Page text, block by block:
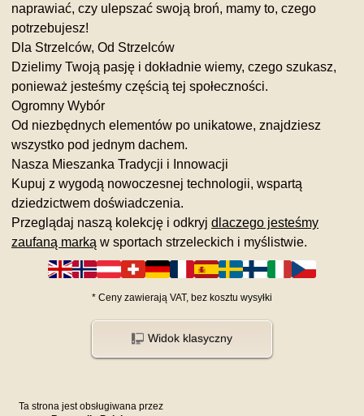
naprawiać, czy ulepszać swoją broń, mamy to, czego
potrzebujesz!
Dla Strzelców, Od Strzelców
Dzielimy Twoją pasję i dokładnie wiemy, czego szukasz,
ponieważ jesteśmy częścią tej społeczności.
Ogromny Wybór
Od niezbędnych elementów po unikatowe, znajdziesz
wszystko pod jednym dachem.
Nasza Mieszanka Tradycji i Innowacji
Kupuj z wygodą nowoczesnej technologii, wspartą
dziedzictwem doświadczenia.
Przeglądaj naszą kolekcję i odkryj dlaczego jesteśmy
zaufaną marką w sportach strzeleckich i myślistwie.
* Ceny zawierają VAT, bez kosztu wysyłki
Widok klasyczny
Ta strona jest obsługiwana przez